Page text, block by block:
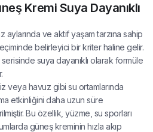
Kremi Suya Dayanıklı
aylarında ve aktif yaşam tarzına sahip
belirleyici bir kriter haline gelir.
suya dayanıklı olarak formüle
veya havuz gibi su ortamlarında
etkinliğini daha uzun süre
Bu özellik, yüzme, su sporları
güneş kreminin hızla akıp